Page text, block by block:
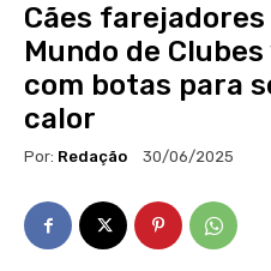
Cães farejadores
Mundo de Clubes
com botas para
calor
Por: Redação 30/06/2025